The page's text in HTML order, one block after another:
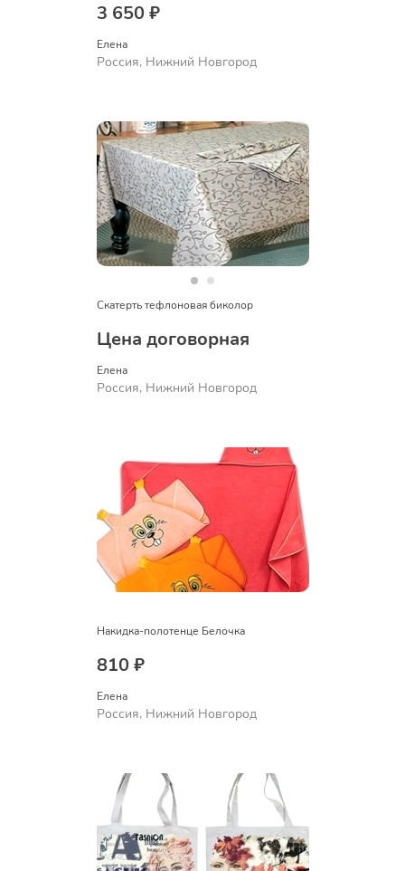
3 650 ₽
Елена
Россия, Нижний Новгород
Скатерть тефлоновая биколор
Цена договорная
Елена
Россия, Нижний Новгород
Накидка-полотенце Белочка
810 ₽
Елена
Россия, Нижний Новгород